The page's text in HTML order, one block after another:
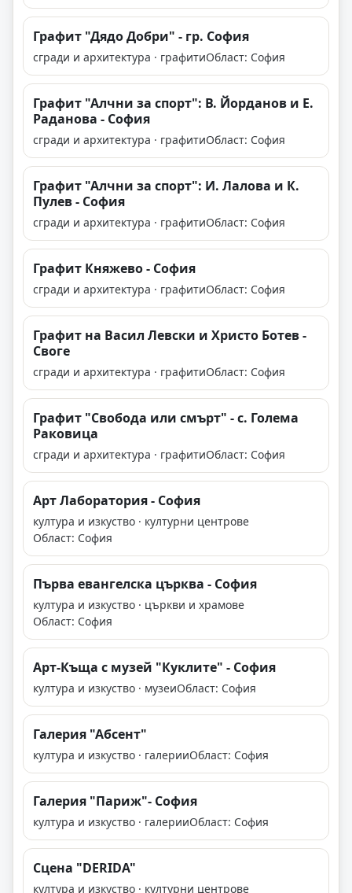
Графит "Дядо Добри" - гр. София
сгради и архитектура · графитиОбласт: София
Графит "Алчни за спорт": В. Йорданов и Е.
Раданова - София
сгради и архитектура · графитиОбласт: София
Графит "Алчни за спорт": И. Лалова и К.
Пулев - София
сгради и архитектура · графитиОбласт: София
Графит Княжево - София
сгради и архитектура · графитиОбласт: София
Графит на Васил Левски и Христо Ботев -
Своге
сгради и архитектура · графитиОбласт: София
Графит "Свобода или смърт" - с. Голема
Раковица
сгради и архитектура · графитиОбласт: София
Арт Лаборатория - София
култура и изкуство · културни центрове
Област: София
Първа евангелска църква - София
култура и изкуство · църкви и храмове
Област: София
Арт-Къща с музей "Куклите" - София
култура и изкуство · музеиОбласт: София
Галерия "Абсент"
култура и изкуство · галерииОбласт: София
Галерия "Париж"- София
култура и изкуство · галерииОбласт: София
Сцена "DERIDA"
култура и изкуство · културни центрове